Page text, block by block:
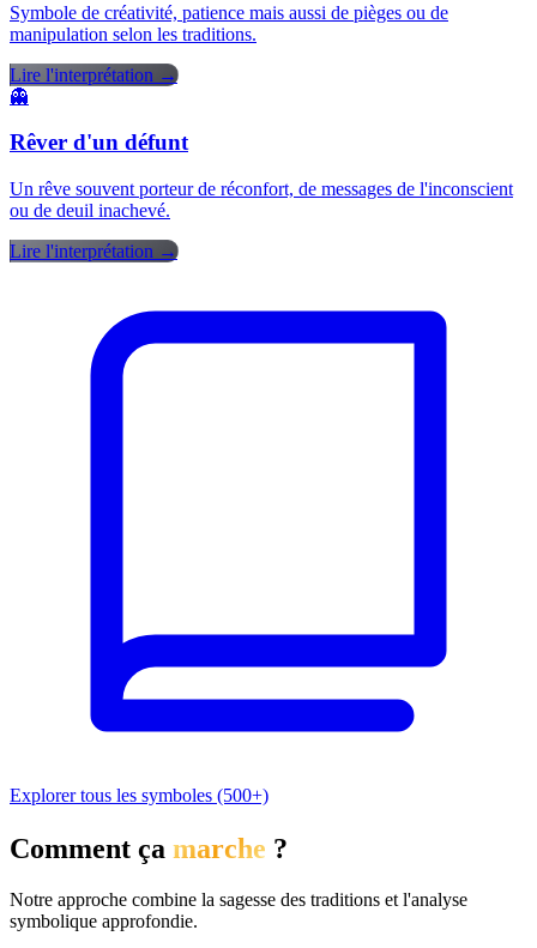
Symbole de créativité, patience mais aussi de pièges ou de
manipulation selon les traditions.
Lire l'interprétation →
👻
Rêver d'un défunt
Un rêve souvent porteur de réconfort, de messages de l'inconscient
ou de deuil inachevé.
Lire l'interprétation →
Explorer tous les symboles (500+)
Comment ça marche ?
Notre approche combine la sagesse des traditions et l'analyse
symbolique approfondie.